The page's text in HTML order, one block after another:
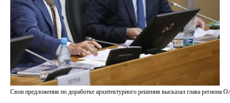
Свои предложения по доработке архитектурного решения высказал глава региона